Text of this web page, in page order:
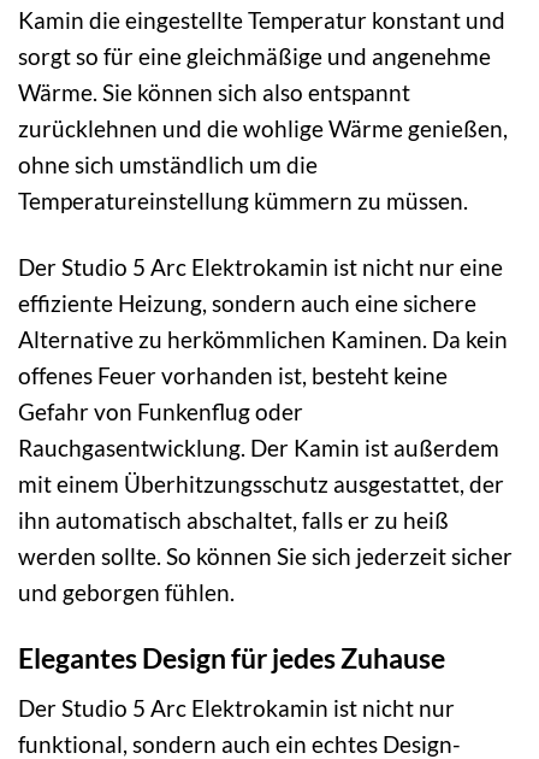
Kamin die eingestellte Temperatur konstant und
sorgt so für eine gleichmäßige und angenehme
Wärme. Sie können sich also entspannt
zurücklehnen und die wohlige Wärme genießen,
ohne sich umständlich um die
Temperatureinstellung kümmern zu müssen.
Der Studio 5 Arc Elektrokamin ist nicht nur eine
effiziente Heizung, sondern auch eine sichere
Alternative zu herkömmlichen Kaminen. Da kein
offenes Feuer vorhanden ist, besteht keine
Gefahr von Funkenflug oder
Rauchgasentwicklung. Der Kamin ist außerdem
mit einem Überhitzungsschutz ausgestattet, der
ihn automatisch abschaltet, falls er zu heiß
werden sollte. So können Sie sich jederzeit sicher
und geborgen fühlen.
Elegantes Design für jedes Zuhause
Der Studio 5 Arc Elektrokamin ist nicht nur
funktional, sondern auch ein echtes Design-